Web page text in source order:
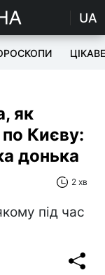
UA
ЦІКАВЕ
як
Києву:
донька
2 хв
під час